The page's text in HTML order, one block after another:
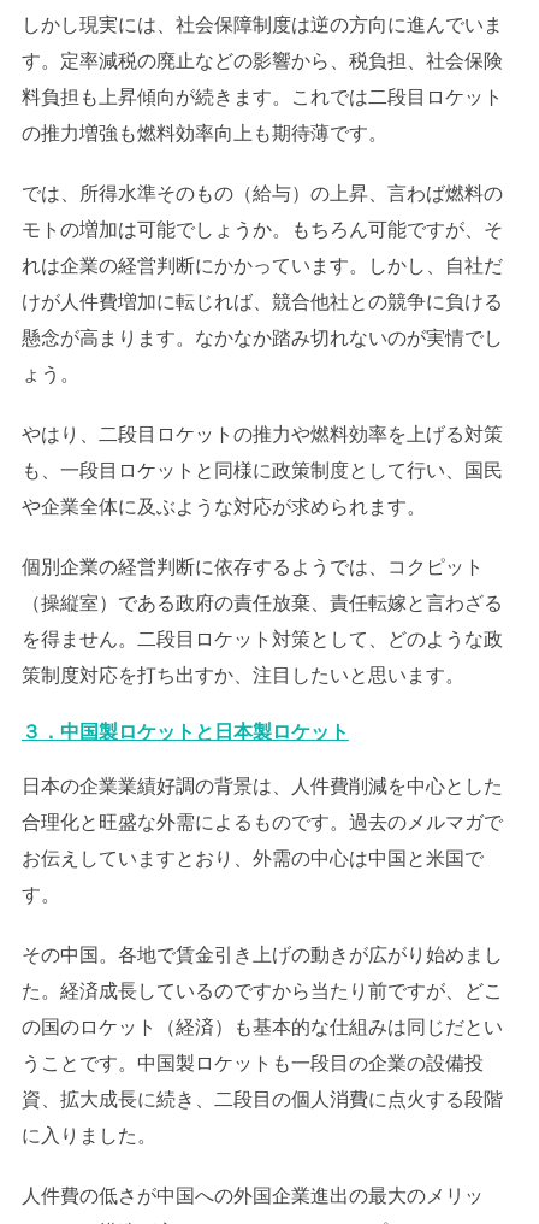
しかし現実には、社会保障制度は逆の方向に進んでいま
す。定率減税の廃止などの影響から、税負担、社会保険
料負担も上昇傾向が続きます。これでは二段目ロケット
の推力増強も燃料効率向上も期待薄です。
では、所得水準そのもの（給与）の上昇、言わば燃料の
モトの増加は可能でしょうか。もちろん可能ですが、そ
れは企業の経営判断にかかっています。しかし、自社だ
けが人件費増加に転じれば、競合他社との競争に負ける
懸念が高まります。なかなか踏み切れないのが実情でし
ょう。
やはり、二段目ロケットの推力や燃料効率を上げる対策
も、一段目ロケットと同様に政策制度として行い、国民
や企業全体に及ぶような対応が求められます。
個別企業の経営判断に依存するようでは、コクピット
（操縦室）である政府の責任放棄、責任転嫁と言わざる
を得ません。二段目ロケット対策として、どのような政
策制度対応を打ち出すか、注目したいと思います。
３．中国製ロケットと日本製ロケット
日本の企業業績好調の背景は、人件費削減を中心とした
合理化と旺盛な外需によるものです。過去のメルマガで
お伝えしていますとおり、外需の中心は中国と米国で
す。
その中国。各地で賃金引き上げの動きが広がり始めまし
た。経済成長しているのですから当たり前ですが、どこ
の国のロケット（経済）も基本的な仕組みは同じだとい
うことです。中国製ロケットも一段目の企業の設備投
資、拡大成長に続き、二段目の個人消費に点火する段階
に入りました。
人件費の低さが中国への外国企業進出の最大のメリッ